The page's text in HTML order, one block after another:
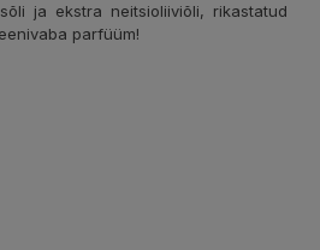
ja ekstra neitsioliiviõli, rikastatud
parfüüm!